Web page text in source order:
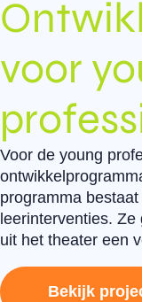
voor
Voor de young
programma
leerinterventies.
uit het theater een
Bekijk